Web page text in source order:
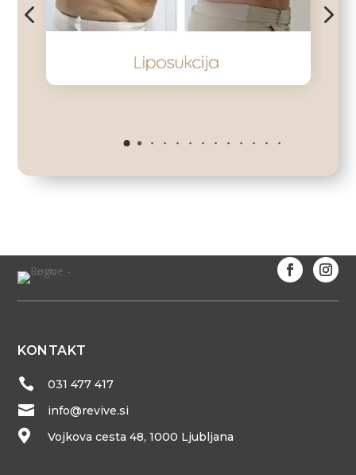
KONTAKT
 031 477 417
 info@revive.si
 Vojkova cesta 48, 1000 Ljubljana